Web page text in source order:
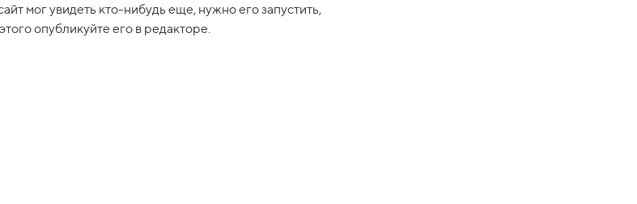
мог увидеть кто-нибудь еще, нужно его запустить,
опубликуйте его в редакторе.